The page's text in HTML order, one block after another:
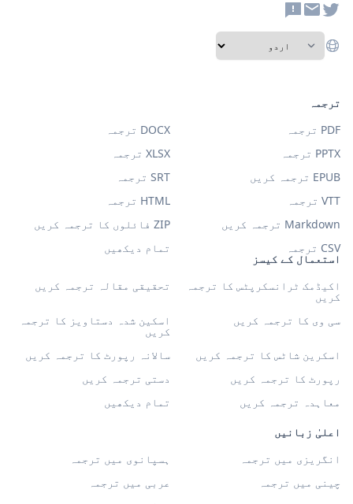
استعمال کے کیسز
اکیڈمک ٹرانسکرپٹس کا ترجمہ
کریں
تحقیقی مقالہ ترجمہ کریں
سی وی کا ترجمہ کریں اسکین شدہ دستاویز کا ترجمہ
کریں
اسکرین شاٹس کا ترجمہ کریں
سالانہ رپورٹ کا ترجمہ کریں
رپورٹ کا ترجمہ کریں
دستی ترجمہ کریں
معاہدہ ترجمہ کریں
تمام دیکھیں
اعلیٰ زبانیں
انگریزی میں ترجمہ
ہسپانوی میں ترجمہ
چینی میں ترجمہ
عربی میں ترجمہ
ترجمہ
PDF ترجمہ
DOCX ترجمہ
PPTX ترجمہ
XLSX ترجمہ
EPUB ترجمہ کریں
SRT ترجمہ
VTT ترجمہ
HTML ترجمہ
Markdown ترجمہ کریں
ZIP فائلوں کا ترجمہ کریں
CSV ترجمہ
تمام دیکھیں